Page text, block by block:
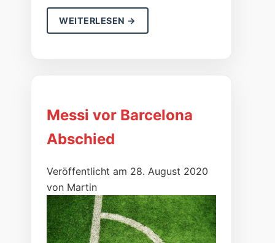
WEITERLESEN →
Messi vor Barcelona
Abschied
Veröffentlicht am 28. August 2020
von Martin